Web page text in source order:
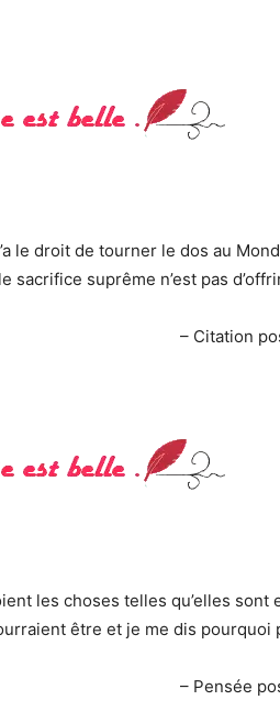
le droit de tourner le dos au
sacrifice suprême n’est pas
– Citation
les choses telles qu’elles
être et je me dis pourquoi
– Pensée